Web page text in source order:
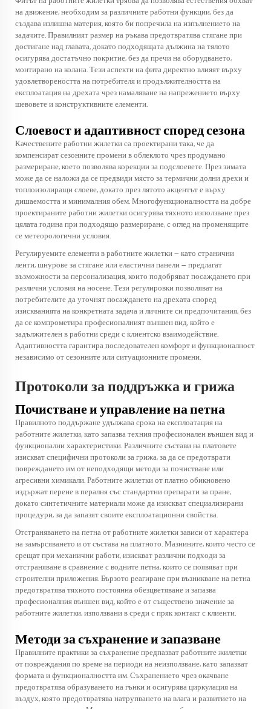
на движение, необходим за различните работни функции, без да
създава излишна материя, която би попречила на изпълнението на
задачите. Правилният размер на ръкава предотвратява стягане при
достигане над главата, докато подходящата дължина на тялото
осигурява достатъчно покритие, без да пречи на оборудването,
монтирано на колана. Тези аспекти на фита директно влияят върху
удовлетвореността на потребителя и продължителността на
експлоатация на дрехата чрез намаляване на напрежението върху
шевовете и конструктивните елементи.
Слоевост и адаптивност според сезона
Качествените работни жилетки са проектирани така, че да
компенсират сезонните промени в облеклото чрез продумано
размериране, което позволява корекции за подслоевете. През зимата
може да се наложи да се предвиди място за термични долни дрехи и
топлоизолиращи слоеве, докато през лятото акцентът е върху
дишаемостта и минималния обем. Многофункционалността на добре
проектираните работни жилетки осигурява тяхното използване през
цялата година при подходящо размериране, с оглед на променящите
се метеорологични условия.
Регулируемите елементи в работните жилетки — като странични
ленти, шнурове за стягане или еластични панели — предлагат
възможности за персонализация, които подобряват посаждането при
различни условия на носене. Тези регулировки позволяват на
потребителите да уточнят посаждането на дрехата според
изискванията на конкретната задача и личните си предпочитания, без
да се компрометира професионалният външен вид, който е
задължителен в работни среди с клиентско взаимодействие.
Адаптивността гарантира последователен комфорт и функционалност
независимо от сезонните или ситуационните промени.
Протоколи за поддръжка и грижа
Почистване и управление на петна
Правилното поддържане удължава срока на експлоатация на
работните жилетки, като запазва техния професионален външен вид и
функционални характеристики. Различните състави на платовете
изискват специфични протоколи за грижа, за да се предотврати
повреждането им от неподходящи методи за почистване или
агресивни химикали. Работните жилетки от платно обикновено
издържат перене в пералня със стандартни препарати за пране,
докато синтетичните материали може да изискват специализирани
процедури, за да запазят своите експлоатационни свойства.
Отстраняването на петна от работните жилетки зависи от характера
на замърсяването и от състава на платното. Мазнините, които често се
срещат при механични работи, изискват различни подходи за
отстраняване в сравнение с водните петна, които се появяват при
строителни приложения. Бързото реагиране при възникване на петна
предотвратява тяхното постоянна обезцветяване и запазва
професионалния външен вид, който е от съществено значение за
работните жилетки, използвани в среди с пряк контакт с клиенти.
Методи за съхранение и запазване
Правилните практики за съхранение предпазват работните жилетки
от повреждания по време на периоди на неизползване, като запазват
формата и функционалността им. Съхранението чрез окачване
предотвратява образуването на гънки и осигурява циркулация на
въздух, която предотвратява натрупването на влага и развитието на